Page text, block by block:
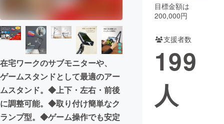
CAMPFIRE for Social Good
CAMPFIRE Creation
CAMPFIREふるさと納税machi-ya コミュニティ
在宅ワークのサブモニターや、
ゲームスタンドとして最適のアー
ムスタンド。◆上下・左右・前後
に調整可能。◆取り付け簡単なク
ランプ型。◆ゲーム操作でも安定
目標金額は
200,000円
支援者数
199
人